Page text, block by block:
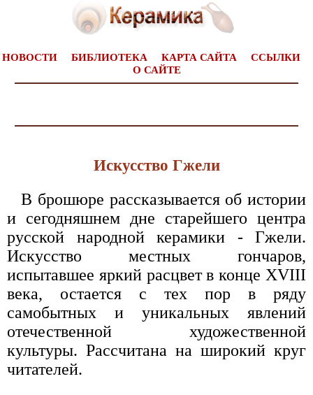
НОВОСТИ БИБЛИОТЕКА КАРТА САЙТА
ССЫЛКИ
О САЙТЕ
Искусство Гжели
В брошюре рассказывается об истории
и сегодняшнем дне старейшего центра
русской народной керамики - Гжели.
Искусство местных гончаров,
испытавшее яркий расцвет в конце XVIII
века, остается с тех пор в ряду
самобытных и уникальных явлений
отечественной художественной
культуры. Рассчитана на широкий круг
читателей.